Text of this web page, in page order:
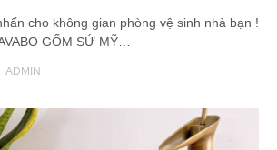
cho không gian phòng vệ sinh nhà bạn !
GỐM SỨ MỸ…
ADMIN